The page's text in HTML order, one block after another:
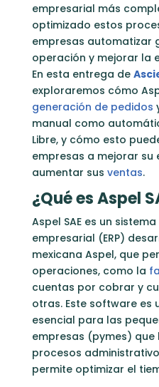
empresarial más
optimizado estos
empresas automatizar
operación y mejorar la
En esta entrega de
exploraremos cómo
generación de pedidos
manual como
Libre, y cómo esto
empresas a mejorar
aumentar sus ventas.
¿Qué es Aspel
Aspel SAE es un
empresarial (ERP)
mexicana Aspel, que
operaciones, como la
cuentas por cobrar y
otras. Este software es
esencial para las
empresas (pymes)
procesos
permite optimizar el